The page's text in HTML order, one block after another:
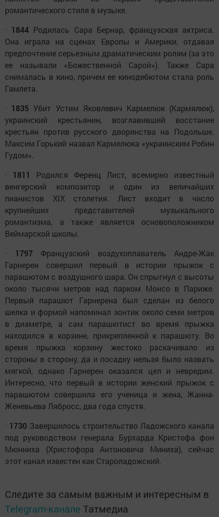
романтического стиля в музыке.
· 1844 Родилась Сара Бернар, французская актриса.
Она играла на сценах Европы и Америки, отдавая
предпочтение серьезным драматическим ролям (за это
ее называли «Божественной Сарой»). Также Сара
снималась в кино, причем ее кинодебютом стала роль
Гамлета.
· 1835 Убит Устим Яковлевич Кармелюк (Кармялюк),
украинский крестьянин, возглавивший восстание
крестьян против русского дворянства на Подольше.
Максим Горький назвал Кармелюка «украинским Робин
Гудом».
· 1811
Родился Ференц Лист, всемирно известный
венгерский композитор и один из величайших
пианистов XIX столетия. Лист входит в число
крупнейших представителей музыкального
романтизма, а также является основоположником
Веймарской школы.
· 1797Французский воздухоплаватель Андре-Жак
Гарнерен совершил первый в истории прыжок с
парашютом с воздушного шара. Он спрыгнул с высоты
около тысячи метров над парком Монсо в Париже.
Первый парашют Гарнерена был сделан из белого
шелка и формой напоминал зонтик около семи метров
в диаметре, а сам парашютист во время прыжка
находился в корзине, прикрепленной к парашюту. Во
время прыжка корзину жестоко раскачивало из
стороны в сторону, да и посадку нельзя было назвать
мягкой, однако Гарнерен оказался цел и невредим.
Интересно, что первый в истории женский прыжок с
парашютом совершила его ученица и жена, Жанна-
Женевьева Лябросс, два года спустя.
· 1730 Завершилось строительство Ладожского канала
под руководством генерала Бурхарда Кристофа фон
Мюнниха (Христофора Антоновича Миниха), сейчас
этот канал известен как Староладожский.
Следите за самым важным и интересным в
Telegram-канале Татмедиа